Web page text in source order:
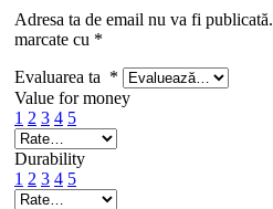
Adresa ta de email nu va fi publicată.
marcate cu *
Evaluarea ta *
Value for money
1 2 3 4 5
Durability
1 2 3 4 5